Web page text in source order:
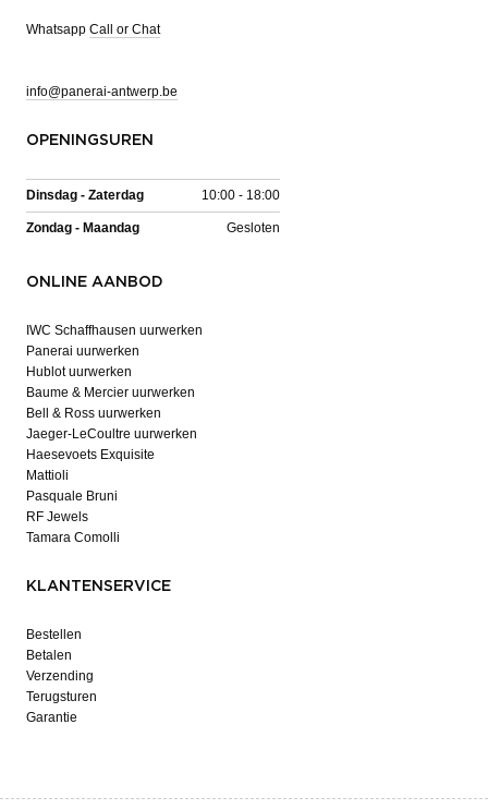
Whatsapp Call or Chat
info@panerai-antwerp.be
OPENINGSUREN
Dinsdag - Zaterdag 10:00 - 18:00
Zondag - Maandag Gesloten
ONLINE AANBOD
IWC Schaffhausen uurwerken
Panerai uurwerken
Hublot uurwerken
Baume & Mercier uurwerken
Bell & Ross uurwerken
Jaeger-LeCoultre uurwerken
Haesevoets Exquisite
Mattioli
Pasquale Bruni
RF Jewels
Tamara Comolli
KLANTENSERVICE
Bestellen
Betalen
Verzending
Terugsturen
Garantie